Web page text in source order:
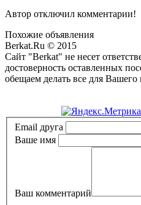
Автор отключил комментарии!
Похожие объявления
Berkat.Ru © 2015
Сайт "Berkat" не несет
достоверность оставленных
обещаем делать все для
Email друга
Ваше имя
Ваш комментарий